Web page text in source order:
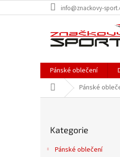
na
info@znackovy-
Pánské oblečení
Domů Pánské
kategorie
Kategorie
Pánské oblečení